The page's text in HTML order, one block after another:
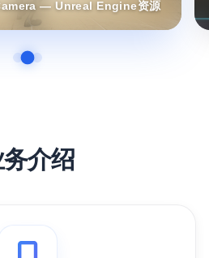
— Unreal Engine资源
介绍